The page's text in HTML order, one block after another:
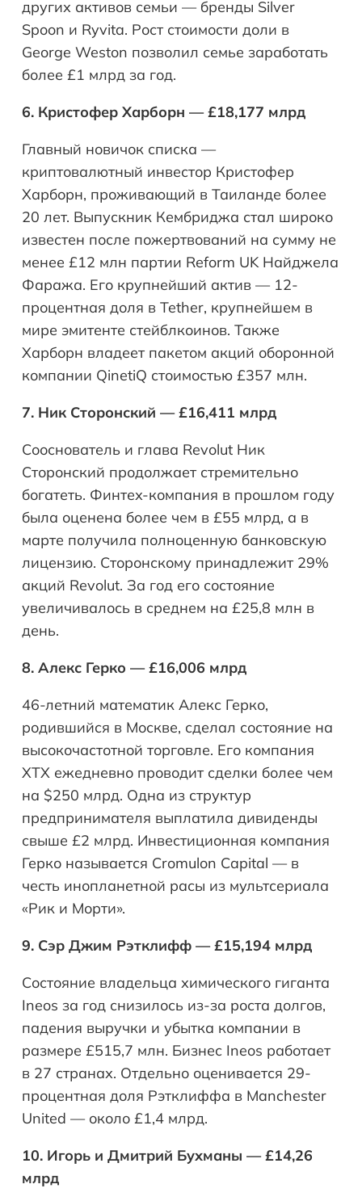
других активов семьи — бренды Silver
Spoon и Ryvita. Рост стоимости доли в
George Weston позволил семье заработать
более £1 млрд за год.
6. Кристофер Харборн — £18,177 млрд
Главный новичок списка —
криптовалютный инвестор Кристофер
Харборн, проживающий в Таиланде более
20 лет. Выпускник Кембриджа стал широко
известен после пожертвований на сумму не
менее £12 млн партии Reform UK Найджела
Фаража. Его крупнейший актив — 12-
процентная доля в Tether, крупнейшем в
мире эмитенте стейблкоинов. Также
Харборн владеет пакетом акций оборонной
компании QinetiQ стоимостью £357 млн.
7. Ник Сторонский — £16,411 млрд
Сооснователь и глава Revolut Ник
Сторонский продолжает стремительно
богатеть. Финтех-компания в прошлом году
была оценена более чем в £55 млрд, а в
марте получила полноценную банковскую
лицензию. Сторонскому принадлежит 29%
акций Revolut. За год его состояние
увеличивалось в среднем на £25,8 млн в
день.
8. Алекс Герко — £16,006 млрд
46-летний математик Алекс Герко,
родившийся в Москве, сделал состояние на
высокочастотной торговле. Его компания
XTX ежедневно проводит сделки более чем
на $250 млрд. Одна из структур
предпринимателя выплатила дивиденды
свыше £2 млрд. Инвестиционная компания
Герко называется Cromulon Capital — в
честь инопланетной расы из мультсериала
«Рик и Морти».
9. Сэр Джим Рэтклифф — £15,194 млрд
Состояние владельца химического гиганта
Ineos за год снизилось из-за роста долгов,
падения выручки и убытка компании в
размере £515,7 млн. Бизнес Ineos работает
в 27 странах. Отдельно оценивается 29-
процентная доля Рэтклиффа в Manchester
United — около £1,4 млрд.
10. Игорь и Дмитрий Бухманы — £14,26
млрд